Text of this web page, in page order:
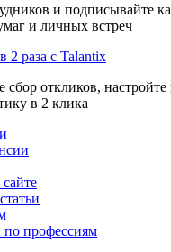
и подписывайте
и личных встреч
2 раза с Talantix
сбор откликов, настройте
в 2 клика
профессиям